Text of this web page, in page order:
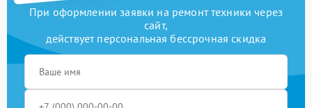
При оформлении заявки на ремонт техники через
сайт,
действует персональная бессрочная скидка